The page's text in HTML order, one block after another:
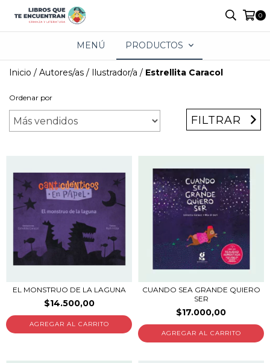
0
MENÚ PRODUCTOS
Inicio / Autores/as / Ilustrador/a / Estrellita Caracol
Ordenar por
FILTRAR
EL MONSTRUO DE LA LAGUNA
$14.500,00
CUANDO SEA GRANDE QUIERO
SER
$17.000,00